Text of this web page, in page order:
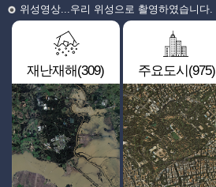
위성영상...우리 위성으로 촬영하였습니다.
재난재해(309) 주요도시(975)